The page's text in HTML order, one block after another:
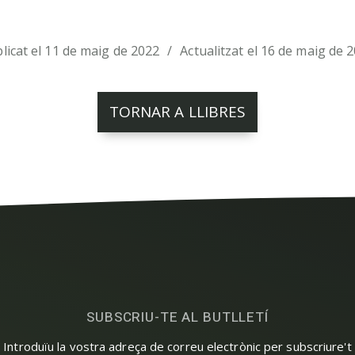
Actualitzat el 16 de maig de
el 11 de maig de 2022
TORNAR A LLIBRES
SUBSCRIU-TE AL BUTLLETÍ
Introduïu la vostra adreça de correu electrònic per subscriure't